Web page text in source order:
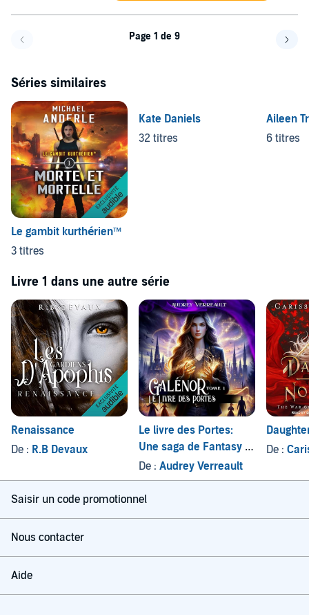
Page 1 de 9
Séries similaires
Le gambit kurthérien™
3 titres
Kate Daniels
32 titres
Aileen
6 titres
Livre 1 dans une autre série
Renaissance
De : R.B Devaux
Le livre des Portes:
Une saga de Fantasy et
d’amour Interdit
De : Audrey Verreault
De :
Saisir un code promotionnel
Nous contacter
Aide